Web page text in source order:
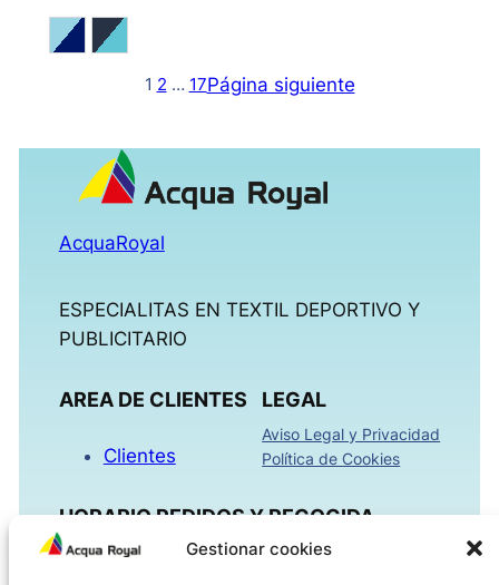
Gestionar cookies
Celeste / Marino
Marino / Celeste
1 2 … 17Página siguiente
AcquaRoyal
ESPECIALITAS EN TEXTIL DEPORTIVO Y
PUBLICITARIO
AREA DE CLIENTES
Clientes
LEGAL
Aviso Legal y Privacidad
Política de Cookies
HORARIO PEDIDOS Y RECOGIDA